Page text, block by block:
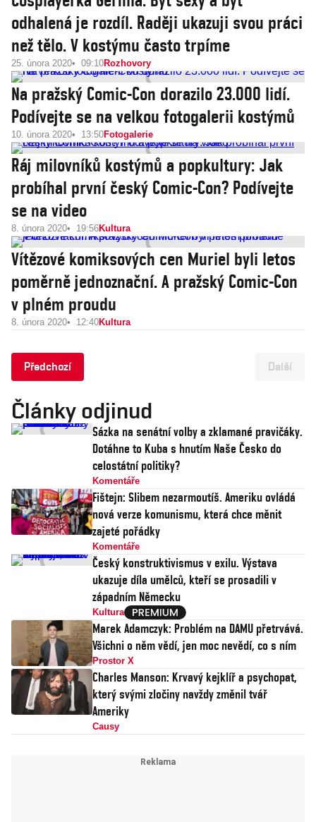
odhalená je rozdíl. Raději ukazuji svou práci
než tělo. V kostýmu často trpíme
25. února 2020 09:10Rozhovory
Na pražský Comic-Con dorazilo 23.000 lidí.
Podívejte se na velkou fotogalerii kostýmů
10. února 2020 13:50Fotogalerie
Ráj milovníků kostýmů a popkultury: Jak
probíhal první český Comic-Con? Podívejte
se na video
8. února 2020 19:56Kultura
Vítězové komiksových cen Muriel byli letos
poměrně jednoznační. A pražský Comic-Con
v plném proudu
8. února 2020 12:40Kultura
Předchozí Další
Články odjinud
Sázka na senátní volby a zklamané pravičáky.
Dotáhne to Kuba s hnutím Naše Česko do
celostátní politiky?
Komentáře
Fištejn: Slibem nezarmoutíš. Ameriku ovládá
nová verze komunismu, která chce měnit
zajeté pořádky
Komentáře
Český konstruktivismus v exilu. Výstava
ukazuje díla umělců, kteří se prosadili v
západním Německu
Kultura
Marek Adamczyk: Problém na DAMU přetrvává.
Všichni o něm vědí, jen moc nevědí, co s ním
Prostor X
Charles Manson: Krvavý kejklíř a psychopat,
který svými zločiny navždy změnil tvář
Ameriky
Causy